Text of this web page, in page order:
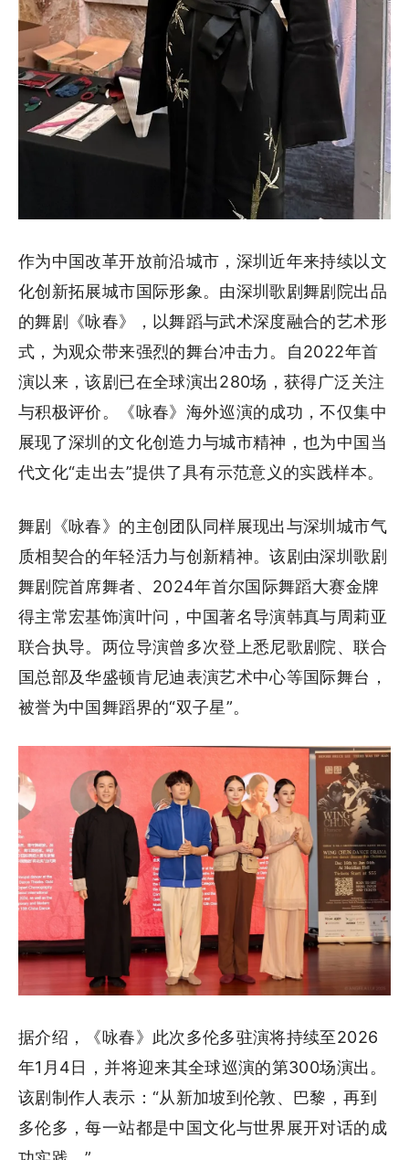
作为中国改革开放前沿城市，深圳近年来持续以文
化创新拓展城市国际形象。由深圳歌剧舞剧院出品
的舞剧《咏春》，以舞蹈与武术深度融合的艺术形
式，为观众带来强烈的舞台冲击力。自2022年首
演以来，该剧已在全球演出280场，获得广泛关注
与积极评价。《咏春》海外巡演的成功，不仅集中
展现了深圳的文化创造力与城市精神，也为中国当
代文化“走出去”提供了具有示范意义的实践样本。
舞剧《咏春》的主创团队同样展现出与深圳城市气
质相契合的年轻活力与创新精神。该剧由深圳歌剧
舞剧院首席舞者、2024年首尔国际舞蹈大赛金牌
得主常宏基饰演叶问，中国著名导演韩真与周莉亚
联合执导。两位导演曾多次登上悉尼歌剧院、联合
国总部及华盛顿肯尼迪表演艺术中心等国际舞台，
被誉为中国舞蹈界的“双子星”。
据介绍，《咏春》此次多伦多驻演将持续至2026
年1月4日，并将迎来其全球巡演的第300场演出。
该剧制作人表示：“从新加坡到伦敦、巴黎，再到
多伦多，每一站都是中国文化与世界展开对话的成